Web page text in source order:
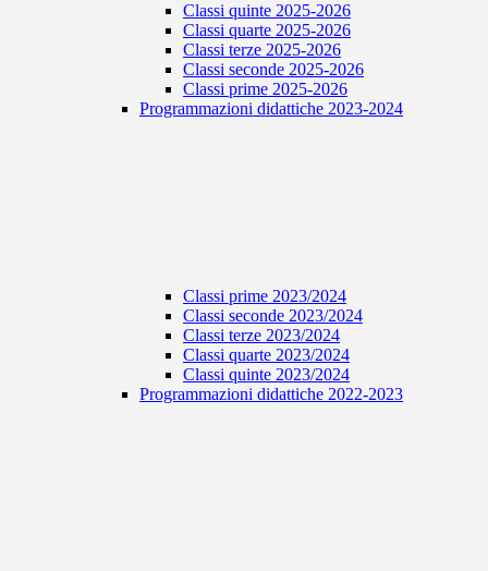
Classi quinte 2025-2026
Classi quarte 2025-2026
Classi terze 2025-2026
Classi seconde 2025-2026
Classi prime 2025-2026
Programmazioni didattiche 2023-2024
Classi prime 2023/2024
Classi seconde 2023/2024
Classi terze 2023/2024
Classi quarte 2023/2024
Classi quinte 2023/2024
Programmazioni didattiche 2022-2023